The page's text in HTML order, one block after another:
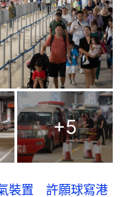
+5
裝置 許願球寫港